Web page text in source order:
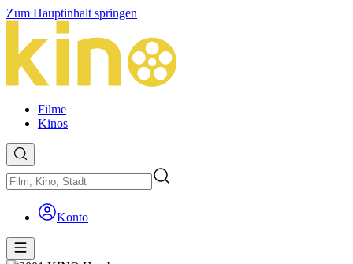
Zum Hauptinhalt springen
Filme
Kinos
Konto